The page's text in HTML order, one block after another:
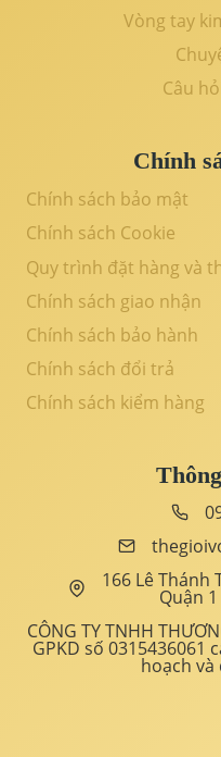
Vòng tay
Câu
Chính
Chính sách bảo mật
Chính sách Cookie
Quy trình đặt hàng và
Chính sách giao nhận
Chính sách bảo hành
Chính sách đổi trả
Chính sách kiểm hàng
166 Lê Thánh
Quận
CÔNG TY TNHH
GPKD số 0315436061
hoạch và